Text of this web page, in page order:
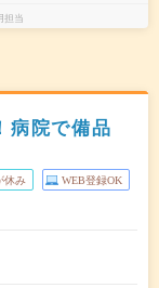
担当
病院で備品
休み WEB登録OK